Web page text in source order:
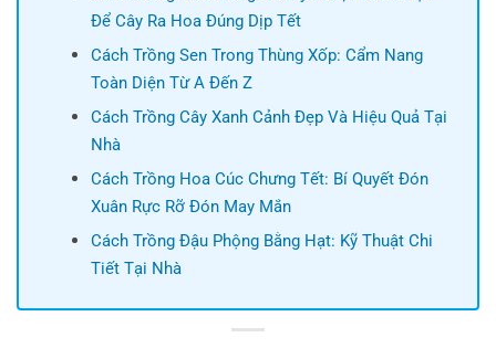
Để Cây Ra Hoa Đúng Dịp Tết
Cách Trồng Sen Trong Thùng Xốp: Cẩm Nang
Toàn Diện Từ A Đến Z
Cách Trồng Cây Xanh Cảnh Đẹp Và Hiệu Quả Tại
Nhà
Cách Trồng Hoa Cúc Chưng Tết: Bí Quyết Đón
Xuân Rực Rỡ Đón May Mắn
Cách Trồng Đậu Phộng Bằng Hạt: Kỹ Thuật Chi
Tiết Tại Nhà